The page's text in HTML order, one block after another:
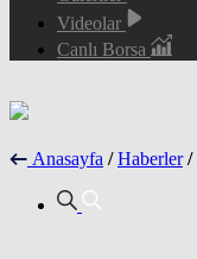
Videolar
Canlı Borsa
Anasayfa / Haberler /